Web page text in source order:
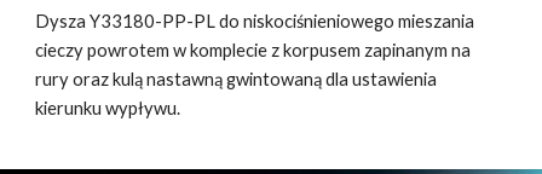
Dysza Y33180-PP-PL do niskociśnieniowego mieszania
cieczy powrotem w komplecie z korpusem zapinanym na
rury oraz kulą nastawną gwintowaną dla ustawienia
kierunku wypływu.